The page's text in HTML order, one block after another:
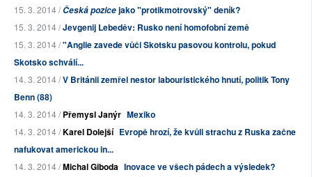
15. 3. 2014 /Česká pozicejako "protikmotrovský" deník?
15. 3. 2014 /Jevgenij Lebeděv: Rusko není homofobní země
15. 3. 2014 /"Anglie zavede vůči Skotsku pasovou kontrolu, pokud
Skotsko schválí...
14. 3. 2014 /V Británii zemřel nestor labouristického hnutí, politik Tony
Benn (88)
14. 3. 2014 /Přemysl Janýr Mexiko
14. 3. 2014 /Karel Dolejší Evropě hrozí, že kvůli strachu z Ruska začne
nafukovat americkou in...
14. 3. 2014 /Michal Giboda Inovace ve všech pádech a výsledek?